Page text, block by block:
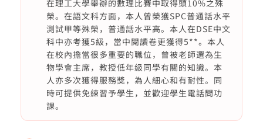
在理工大學舉辦的數理比賽中取得頭10%之殊
榮。在語文科方面，本人曾榮獲SPC普通話水平
測試甲等殊榮，普通話水平高。本人在DSE中文
科中亦考獲5級，當中閱讀卷更獲得5**。本人
在校內擔當很多重要的職位，曾被老師選為生
物學會主席，教授低年級同學有關的知識。本
人亦多次獲得服務獎，為人細心和有耐性。同
時可提供免練習予學生，並歡迎學生電話問功
課。